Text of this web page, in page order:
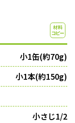
小1缶(約70g)
小1本(約150g)
小さじ1/2